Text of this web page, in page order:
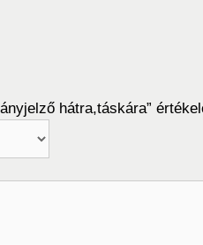
hátra,táskára”